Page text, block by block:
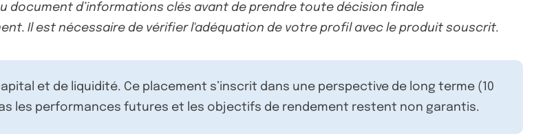
document d’informations clés avant de prendre toute décision finale
Il est nécessaire de vérifier l'adéquation de votre profil avec le produit souscrit.
et de liquidité. Ce placement s’inscrit dans une perspective de long terme (10
les performances futures et les objectifs de rendement restent non garantis.